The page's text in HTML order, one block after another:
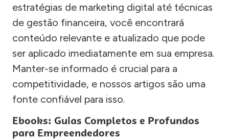
estratégias de marketing digital até técnicas
de gestão financeira, você encontrará
conteúdo relevante e atualizado que pode
ser aplicado imediatamente em sua empresa.
Manter-se informado é crucial para a
competitividade, e nossos artigos são uma
fonte confiável para isso.
Ebooks: Guias Completos e Profundos
para Empreendedores